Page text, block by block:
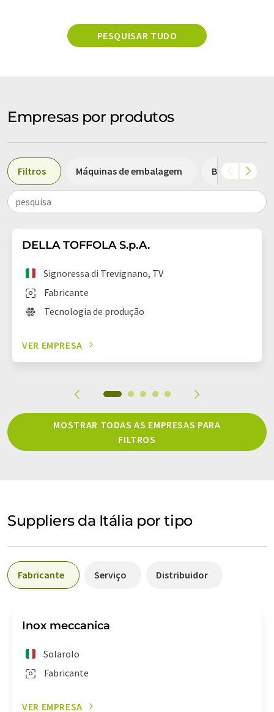
PESQUISAR TUDO
Empresas por produtos
Filtros Máquinas de embalagem Bombas
pesquisa
DELLA TOFFOLA S.p.A.
Fabricante
Signoressa di Trevignano, TV
Tecnologia de produção
VER EMPRESA
MOSTRAR TODAS AS EMPRESAS PARA
FILTROS
Suppliers da Itália por tipo
Fabricante Serviço Distribuidor
Inox meccanica
Fabricante
Solarolo
VER EMPRESA